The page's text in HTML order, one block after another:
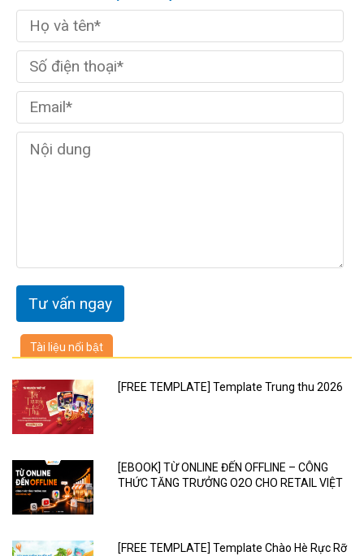
Tài liệu nổi bật
[FREE TEMPLATE] Template Trung thu 2026
[EBOOK] TỪ ONLINE ĐẾN OFFLINE – CÔNG
THỨC TĂNG TRƯỞNG O2O CHO RETAIL VIỆT
[FREE TEMPLATE] Template Chào Hè Rực Rỡ